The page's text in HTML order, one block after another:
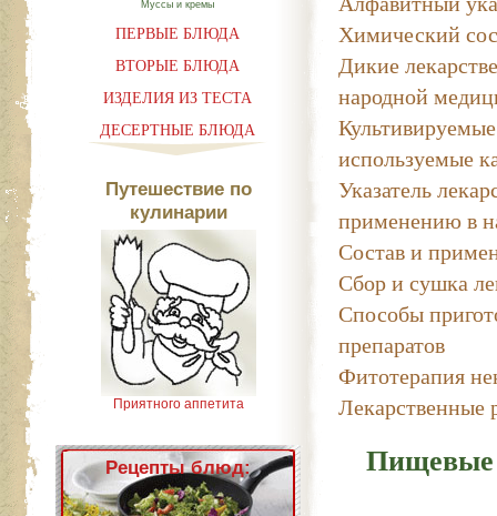
Химический
Дикие
народной
используемые
Указатель
применению в
Состав и
Сбор и сушка
Способы
препаратов
Фитотерапия
Лекарственные
Пищевые
Муссы и кремы
ПЕРВЫЕ БЛЮДА
ВТОРЫЕ БЛЮДА
ИЗДЕЛИЯ ИЗ ТЕСТА
ДЕСЕРТНЫЕ БЛЮДА
Путешествие по
кулинарии
Приятного аппетита
Рецепты блюд: